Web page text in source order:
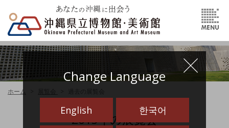
Change Language
English 한국어
ホーム
2015年の展覧会